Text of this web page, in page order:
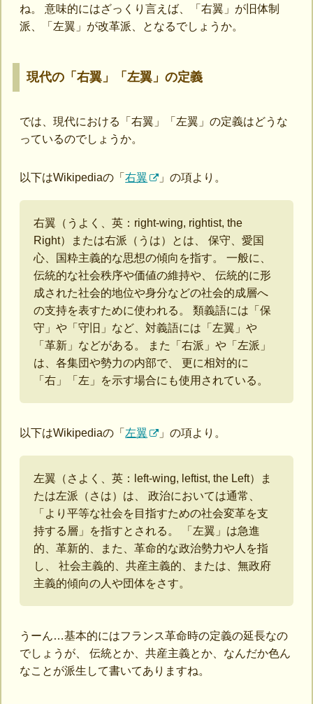
ね。 意味的にはざっくり言えば、「右翼」が旧体制
派、「左翼」が改革派、となるでしょうか。
現代の「右翼」「左翼」の定義
では、現代における「右翼」「左翼」の定義はどうな
っているのでしょうか。
以下はWikipediaの「右翼 」の項より。
右翼（うよく、英：right-wing, rightist, the
Right）または右派（うは）とは、 保守、愛国
心、国粋主義的な思想の傾向を指す。 一般に、
伝統的な社会秩序や価値の維持や、 伝統的に形
成された社会的地位や身分などの社会的成層へ
の支持を表すために使われる。 類義語には「保
守」や「守旧」など、対義語には「左翼」や
「革新」などがある。 また「右派」や「左派」
は、各集団や勢力の内部で、 更に相対的に
「右」「左」を示す場合にも使用されている。
以下はWikipediaの「 左翼 」の項より。
左翼（さよく、英：left-wing, leftist, the Left）ま
たは左派（さは）は、 政治においては通常、
「より平等な社会を目指すための社会変革を支
持する層」を指すとされる。 「左翼」は急進
的、革新的、また、革命的な政治勢力や人を指
し、 社会主義的、共産主義的、または、無政府
主義的傾向の人や団体をさす。
うーん…基本的にはフランス革命時の定義の延長なの
でしょうが、 伝統とか、共産主義とか、なんだか色ん
なことが派生して書いてありますね。